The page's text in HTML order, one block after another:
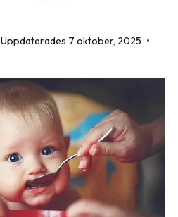
Uppdaterades 7 oktober, 2025 •